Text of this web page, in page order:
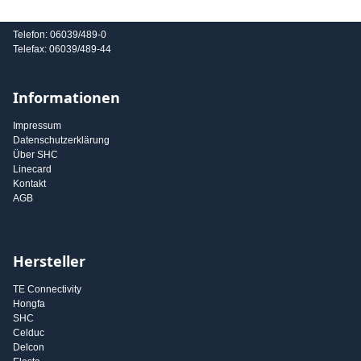
Telefon: 06039/489-0
Telefax: 06039/489-44
Informationen
Impressum
Datenschutzerklärung
Über SHC
Linecard
Kontakt
AGB
Hersteller
TE Connectivity
Hongfa
SHC
Celduc
Delcon